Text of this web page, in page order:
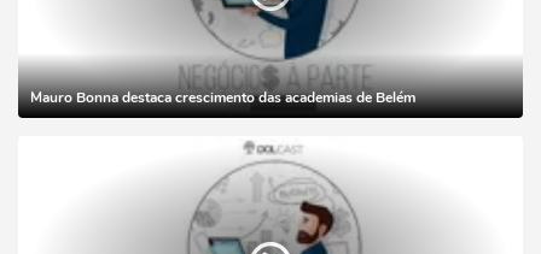
Mauro Bonna destaca crescimento das academias de Belém